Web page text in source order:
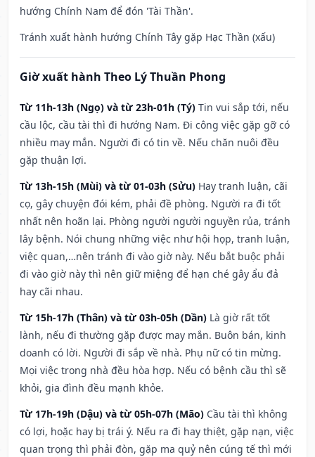
hướng Chính Nam để đón 'Tài Thần'.
Tránh xuất hành hướng Chính Tây gặp Hạc Thần (xấu)
Giờ xuất hành Theo Lý Thuần Phong
Từ 11h-13h (Ngọ) và từ 23h-01h (Tý) Tin vui sắp tới, nếu
cầu lộc, cầu tài thì đi hướng Nam. Đi công việc gặp gỡ có
nhiều may mắn. Người đi có tin về. Nếu chăn nuôi đều
gặp thuận lợi.
Từ 13h-15h (Mùi) và từ 01-03h (Sửu) Hay tranh luận, cãi
cọ, gây chuyện đói kém, phải đề phòng. Người ra đi tốt
nhất nên hoãn lại. Phòng người người nguyền rủa, tránh
lây bệnh. Nói chung những việc như hội họp, tranh luận,
việc quan,…nên tránh đi vào giờ này. Nếu bắt buộc phải
đi vào giờ này thì nên giữ miệng để hạn ché gây ẩu đả
hay cãi nhau.
Từ 15h-17h (Thân) và từ 03h-05h (Dần) Là giờ rất tốt
lành, nếu đi thường gặp được may mắn. Buôn bán, kinh
doanh có lời. Người đi sắp về nhà. Phụ nữ có tin mừng.
Mọi việc trong nhà đều hòa hợp. Nếu có bệnh cầu thì sẽ
khỏi, gia đình đều mạnh khỏe.
Từ 17h-19h (Dậu) và từ 05h-07h (Mão) Cầu tài thì không
có lợi, hoặc hay bị trái ý. Nếu ra đi hay thiệt, gặp nạn, việc
quan trọng thì phải đòn, gặp ma quỷ nên cúng tế thì mới